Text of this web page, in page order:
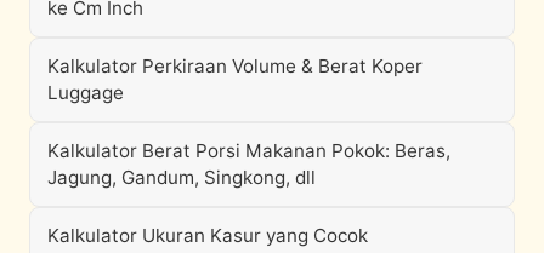
ke Cm Inch
Kalkulator Perkiraan Volume & Berat Koper
Luggage
Kalkulator Berat Porsi Makanan Pokok: Beras,
Jagung, Gandum, Singkong, dll
Kalkulator Ukuran Kasur yang Cocok